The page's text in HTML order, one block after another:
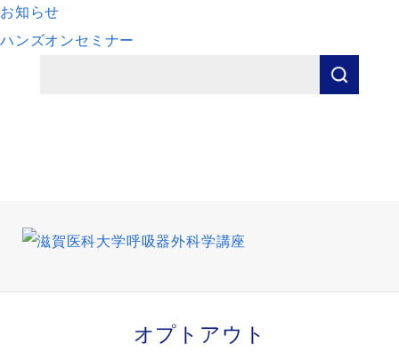
お知らせ
ハンズオンセミナー
オプトアウト